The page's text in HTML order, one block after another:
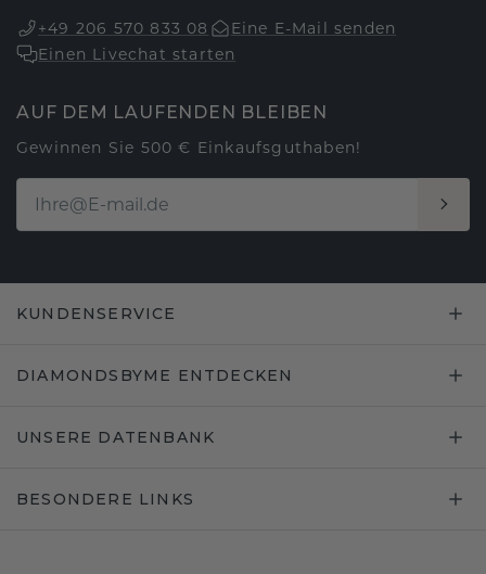
+49 206 570 833 08
Eine E-Mail senden
Einen Livechat starten
AUF DEM LAUFENDEN BLEIBEN
Gewinnen Sie 500 € Einkaufsguthaben!
KUNDENSERVICE
DIAMONDSBYME ENTDECKEN
UNSERE DATENBANK
BESONDERE LINKS